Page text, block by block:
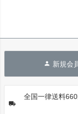
新規会
全国一律送料